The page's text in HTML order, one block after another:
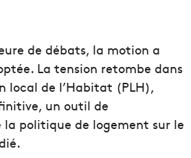
de débats, la motion a
La tension retombe dans
local de l’Habitat (PLH),
un outil de
politique de logement sur le